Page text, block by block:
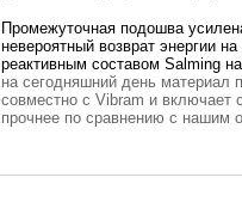
Промежуточная подошва
невероятный возврат энергии
реактивным составом Salming
на сегодняшний день материал
совместно с Vibram и включает
прочнее по сравнению с нашим